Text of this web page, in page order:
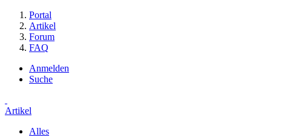
Portal
Artikel
Forum
FAQ
Anmelden
Suche
Artikel
Alles